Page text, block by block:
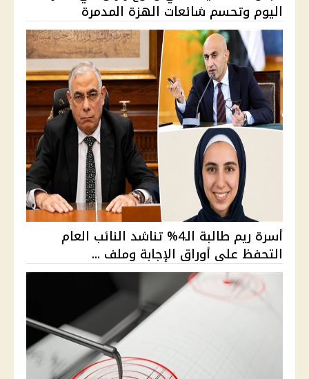
اليوم وتحسم شائعات الهزة المدمرة
أسرة ريم طالبة الـ4% تناشد النائب العام
التحفظ على أوراق الإجابة وملف ...